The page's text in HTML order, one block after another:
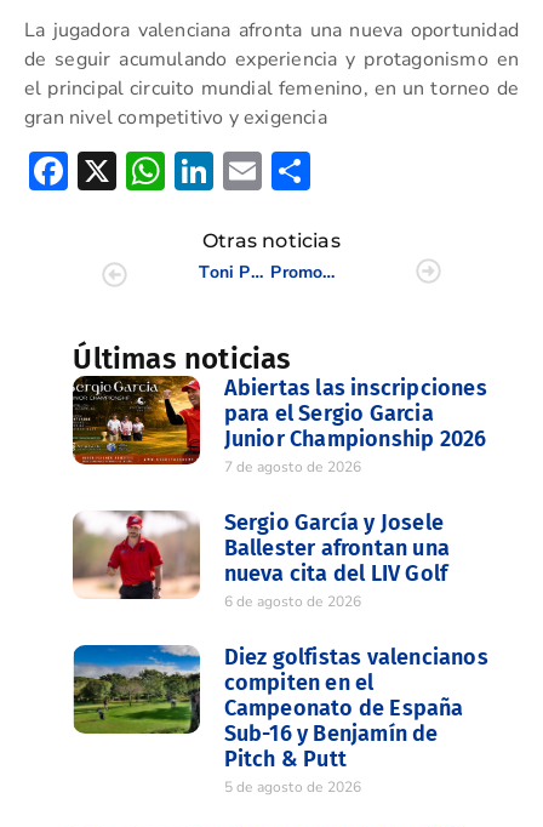
La jugadora valenciana afronta una nueva oportunidad
de seguir acumulando experiencia y protagonismo en
el principal circuito mundial femenino, en un torneo de
gran nivel competitivo y exigencia
Facebook
X WhatsApp
LinkedIn
Email
Otras noticias
Toni Pérez pone en valor el turismo de golf como impulso económico de la Costa Blanca
Promoción exclusiva para asistir a los espectáculos de Cirque du Soleil
Últimas noticias
Abiertas las inscripciones
para el Sergio Garcia
Junior Championship 2026
7 de agosto de 2026
Sergio García y Josele
Ballester afrontan una
nueva cita del LIV Golf
6 de agosto de 2026
Diez golfistas valencianos
compiten en el
Campeonato de España
Sub-16 y Benjamín de
Pitch & Putt
5 de agosto de 2026